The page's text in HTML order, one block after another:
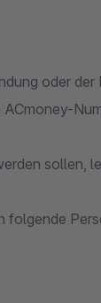
oder
sollen,
folgende